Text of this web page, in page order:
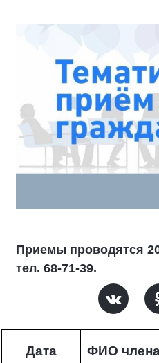
Приемы проводятся
тел. 68-71-39.
Дата
ФИО